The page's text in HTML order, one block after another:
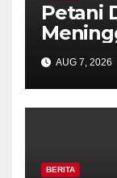
Petani
AUG 7, 2026
BERITA